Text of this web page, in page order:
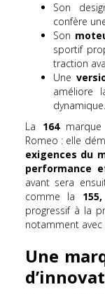
Son
confère
Son
sportif
traction
Une
améliore
dynamique.
La 164marque
Romeo : elle
exigences du
performance
avant sera
comme la
progressif à la
notamment avec
Une